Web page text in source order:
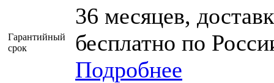
Гарантийный
срок
36 месяцев,
бесплатно по
Подробнее